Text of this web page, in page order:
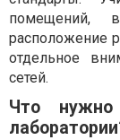
помещений,
расположение
отдельное
сетей.
Что нужно